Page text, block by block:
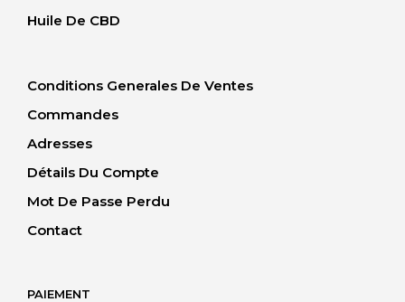
Huile De CBD
Conditions Generales De Ventes
Commandes
Adresses
Détails Du Compte
Mot De Passe Perdu
Contact
PAIEMENT